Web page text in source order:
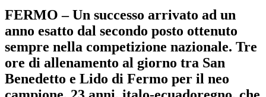
FERMO – Un successo arrivato ad un
anno esatto dal secondo posto ottenuto
sempre nella competizione nazionale. Tre
ore di allenamento al giorno tra San
Benedetto e Lido di Fermo per il neo